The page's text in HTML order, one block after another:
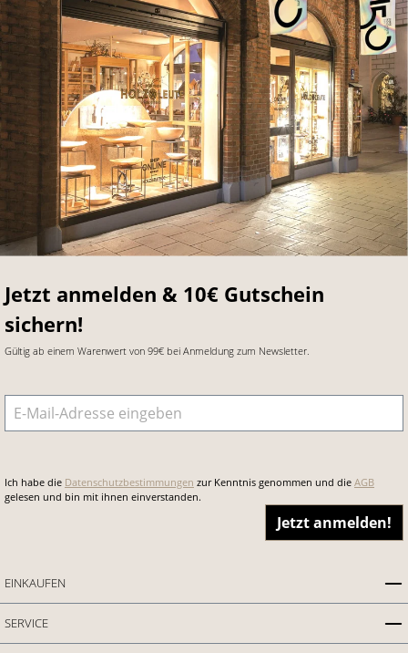
Jetzt anmelden & 10€ Gutschein
sichern!
Gültig ab einem Warenwert von 99€ bei Anmeldung zum Newsletter.
E-Mail-Adresse
Ich habe die Datenschutzbestimmungen zur Kenntnis genommen und die AGB
gelesen und bin mit ihnen einverstanden.
Jetzt anmelden!
EINKAUFEN
SERVICE